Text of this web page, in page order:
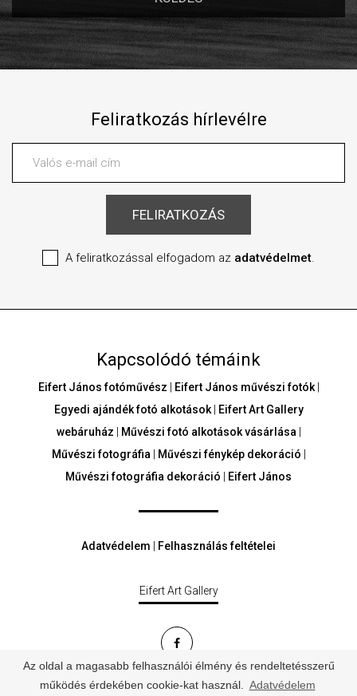
Az oldal a magasabb felhasználói élmény és rendeltetésszerű
működés érdekében cookie-kat használ.
Adatvédelem
Feliratkozás hírlevélre
A feliratkozással elfogadom az adatvédelmet.
Kapcsolódó témáink
Eifert János fotóművész Eifert János művészi fotók|
Egyedi ajándék fotó alkotások|
Eifert Art Gallery
webáruház
Művészi fotó alkotások vásárlása
Művészi fotográfia
Művészi fénykép dekoráció
Művészi fotográfia dekoráció
Eifert János
Adatvédelem Felhasználás feltételei
Eifert Art Gallery
© Minden jog fenntartva - eifertartgallery.hu